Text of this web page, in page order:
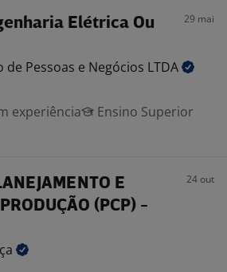
Elétrica Ou
29 mai
de Pessoas e Negócios LTDA
experiência
Ensino Superior
E
(PCP) -
24 out